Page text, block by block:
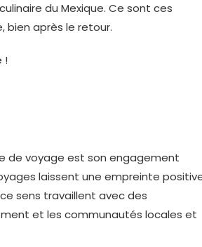
du Mexique. Ce sont ces
bien après le retour.
de voyage est son engagement
laissent une empreinte
sens travaillent avec des
et les communautés locales et